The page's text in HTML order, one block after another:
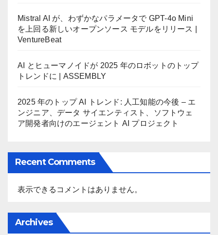
Mistral AI が、わずかなパラメータで GPT-4o Mini
を上回る新しいオープンソース モデルをリリース |
VentureBeat
AI とヒューマノイドが 2025 年のロボットのトップ
トレンドに | ASSEMBLY
2025 年のトップ AI トレンド: 人工知能の今後 – エ
ンジニア、データ サイエンティスト、ソフトウェ
ア開発者向けのエージェント AI プロジェクト
Recent Comments
表示できるコメントはありません。
Archives